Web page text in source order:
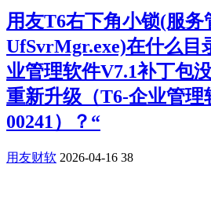
用友T6右下角小锁(服务
UfSvrMgr.exe)在什么目
业管理软件V7.1补丁包
重新升级（T6-企业管理
00241）？“
用友财软 2026-04-16 38